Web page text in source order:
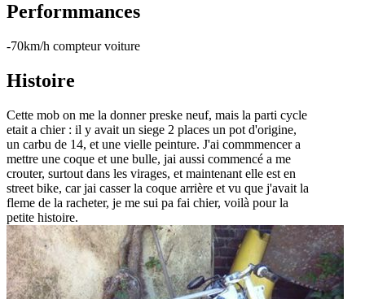
Performmances
-70km/h compteur voiture
Histoire
Cette mob on me la donner preske neuf, mais la parti cycle
etait a chier : il y avait un siege 2 places un pot d'origine,
un carbu de 14, et une vielle peinture. J'ai commmencer a
mettre une coque et une bulle, jai aussi commencé a me
crouter, surtout dans les virages, et maintenant elle est en
street bike, car jai casser la coque arrière et vu que j'avait la
fleme de la racheter, je me sui pa fai chier, voilà pour la
petite histoire.